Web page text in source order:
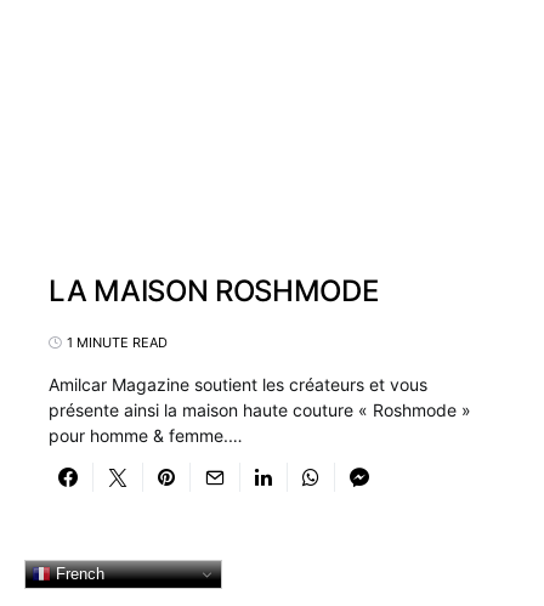
LA MAISON ROSHMODE
1 MINUTE READ
Amilcar Magazine soutient les créateurs et vous
présente ainsi la maison haute couture « Roshmode »
pour homme & femme.…
French